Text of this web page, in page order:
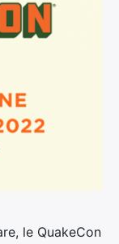
le QuakeCon